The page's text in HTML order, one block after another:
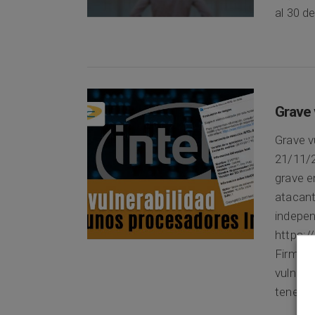
al 30
Grave
21/11/
grave
tener